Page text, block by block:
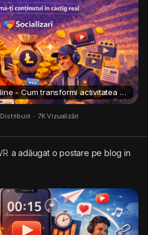
Castiga postand online - Cum transformi activitatea ta zilnica in venit real?
Distribuiri · 7K Vizualizări
a adăugat o postare pe blog in